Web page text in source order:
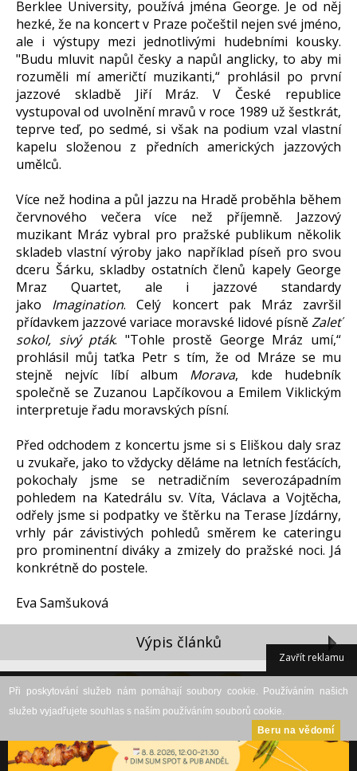
Při poskytování služeb nám pomáhají soubory cookie. Používáním našich
služeb vyjadřujete souhlas s naším používáním souborů cookie.
Beru na vědomí
Zavřít reklamu
Berklee University, používá jména George. Je od něj
hezké, že na koncert v Praze počeštil nejen své jméno,
ale i výstupy mezi jednotlivými hudebními kousky.
"Budu mluvit napůl česky a napůl anglicky, to aby mi
rozuměli mí američtí muzikanti,“ prohlásil po první
jazzové skladbě Jiří Mráz. V České republice
vystupoval od uvolnění mravů v roce 1989 už šestkrát,
teprve teď, po sedmé, si však na podium vzal vlastní
kapelu složenou z předních amerických jazzových
umělců.
Více než hodina a půl jazzu na Hradě proběhla během
červnového večera více než příjemně. Jazzový
muzikant Mráz vybral pro pražské publikum několik
skladeb vlastní výroby jako například píseň pro svou
dceru Šárku, skladby ostatních členů kapely George
Mraz Quartet, ale i jazzové standardy
jako Imagination. Celý koncert pak Mráz završil
přídavkem jazzové variace moravské lidové písněZaleť
sokol, sivý pták. "Tohle prostě George Mráz umí,“
prohlásil můj taťka Petr s tím, že od Mráze se mu
stejně nejvíc líbí album Morava, kde hudebník
společně se Zuzanou Lapčíkovou a Emilem Viklickým
interpretuje řadu moravských písní.
Před odchodem z koncertu jsme si s Eliškou daly sraz
u zvukaře, jako to vždycky děláme na letních fesťácích,
pokochaly jsme se netradičním severozápadním
pohledem na Katedrálu sv. Víta, Václava a Vojtěcha,
odřely jsme si podpatky ve štěrku na Terase Jízdárny,
vrhly pár závistivých pohledů směrem ke cateringu
pro prominentní diváky a zmizely do pražské noci. Já
konkrétně do postele.
Eva Samšuková
Výpis článků
DESKTOP VERZE